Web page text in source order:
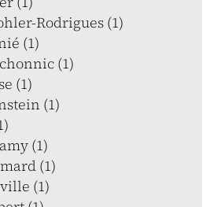
Rodrigues (1)
(1)
(1)
(1)
(1)
(1)
(1)
(1)